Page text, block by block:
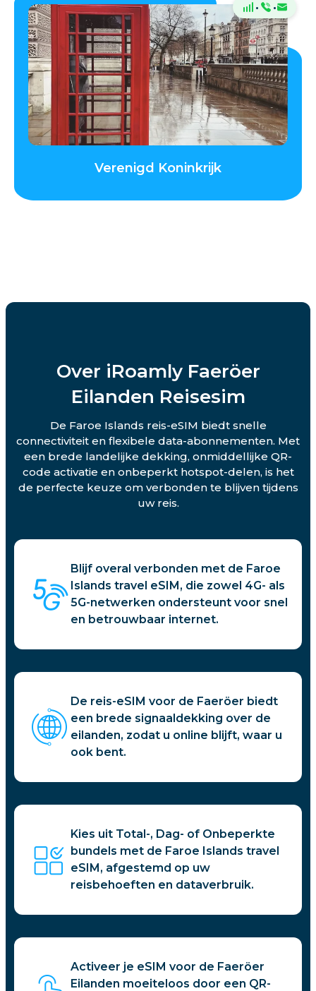
· ·
Verenigd Koninkrijk
Over iRoamly Faeröer
Eilanden Reisesim
De Faroe Islands reis-eSIM biedt snelle
connectiviteit en flexibele data-abonnementen. Met
een brede landelijke dekking, onmiddellijke QR-
code activatie en onbeperkt hotspot-delen, is het
de perfecte keuze om verbonden te blijven tijdens
uw reis.
Blijf overal verbonden met de Faroe
Islands travel eSIM, die zowel 4G- als
5G-netwerken ondersteunt voor snel
en betrouwbaar internet.
De reis-eSIM voor de Faeröer biedt
een brede signaaldekking over de
eilanden, zodat u online blijft, waar u
ook bent.
Kies uit Total-, Dag- of Onbeperkte
bundels met de Faroe Islands travel
eSIM, afgestemd op uw
reisbehoeften en dataverbruik.
Activeer je eSIM voor de Faeröer
Eilanden moeiteloos door een QR-